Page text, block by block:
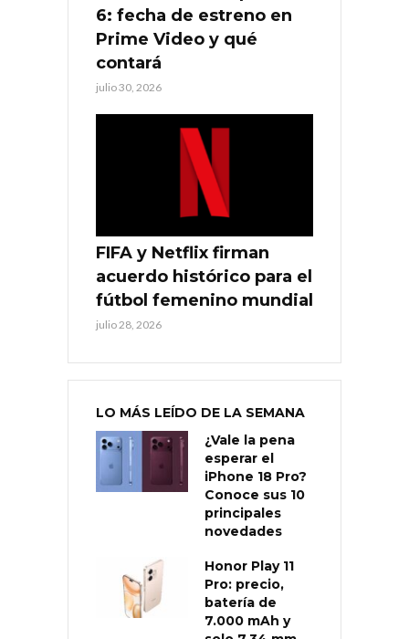
6: fecha de estreno en
Prime Video y qué
contará
julio 30, 2026
FIFA y Netflix firman
acuerdo histórico para el
fútbol femenino mundial
julio 28, 2026
LO MÁS LEÍDO DE LA SEMANA
¿Vale la pena
esperar el
iPhone 18 Pro?
Conoce sus 10
principales
novedades
Honor Play 11
Pro: precio,
batería de
7.000 mAh y